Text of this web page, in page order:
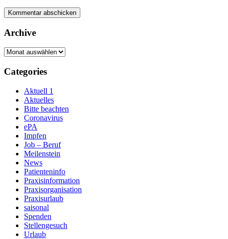
Archive
Archive
Categories
Aktuell 1
Aktuelles
Bitte beachten
Coronavirus
ePA
Impfen
Job – Beruf
Meilenstein
News
Patienteninfo
Praxisinformation
Praxisorganisation
Praxisurlaub
saisonal
Spenden
Stellengesuch
Urlaub